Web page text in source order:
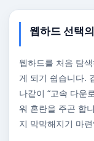
웹하드 선택
웹하드를 처음 탐
게 되기 쉽습니다.
나같이 “고속 다운
워 혼란을 주곤 합
지 막막해지기 마